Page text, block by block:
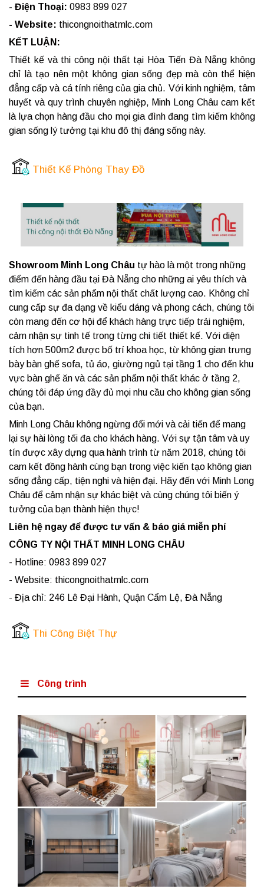
- Điện Thoại: 0983 899 027
- Website: thicongnoithatmlc.com
KẾT LUẬN:
Thiết kế và thi công nội thất tại Hòa Tiến Đà Nẵng không
chỉ là tạo nên một không gian sống đẹp mà còn thể hiện
đẳng cấp và cá tính riêng của gia chủ. Với kinh nghiệm, tâm
huyết và quy trình chuyên nghiệp, Minh Long Châu cam kết
là lựa chọn hàng đầu cho mọi gia đình đang tìm kiếm không
gian sống lý tưởng tại khu đô thị đáng sống này.
Thiết Kế Phòng Thay Đồ
Showroom Minh Long Châu tự hào là một trong những
điểm đến hàng đầu tại Đà Nẵng cho những ai yêu thích và
tìm kiếm các sản phẩm nội thất chất lượng cao. Không chỉ
cung cấp sự đa dạng về kiểu dáng và phong cách, chúng tôi
còn mang đến cơ hội để khách hàng trực tiếp trải nghiệm,
cảm nhận sự tinh tế trong từng chi tiết thiết kế. Với diện
tích hơn 500m2 được bố trí khoa học, từ không gian trưng
bày bàn ghế sofa, tủ áo, giường ngủ tại tầng 1 cho đến khu
vực bàn ghế ăn và các sản phẩm nội thất khác ở tầng 2,
chúng tôi đáp ứng đầy đủ mọi nhu cầu cho không gian sống
của bạn.
Minh Long Châu không ngừng đổi mới và cải tiến để mang
lại sự hài lòng tối đa cho khách hàng. Với sự tận tâm và uy
tín được xây dựng qua hành trình từ năm 2018, chúng tôi
cam kết đồng hành cùng bạn trong việc kiến tạo không gian
sống đẳng cấp, tiện nghi và hiện đại. Hãy đến với Minh Long
Châu để cảm nhận sự khác biệt và cùng chúng tôi biến ý
tưởng của bạn thành hiện thực!
Liên hệ ngay để được tư vấn & báo giá miễn phí
CÔNG TY NỘI THẤT MINH LONG CHÂU
- Hotline: 0983 899 027
- Website: thicongnoithatmlc.com
- Địa chỉ: 246 Lê Đại Hành, Quận Cẩm Lệ, Đà Nẵng
Thi Công Biệt Thự
Công trình